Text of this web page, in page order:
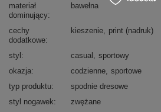
materiał
dominujący
bawełna
cechy
dodatkowe
kieszenie print (nadruk)
styl casual
sportowy
okazja
codzienne sportowe
typ produktu
spodnie dresowe
styl nogawek
zwężane